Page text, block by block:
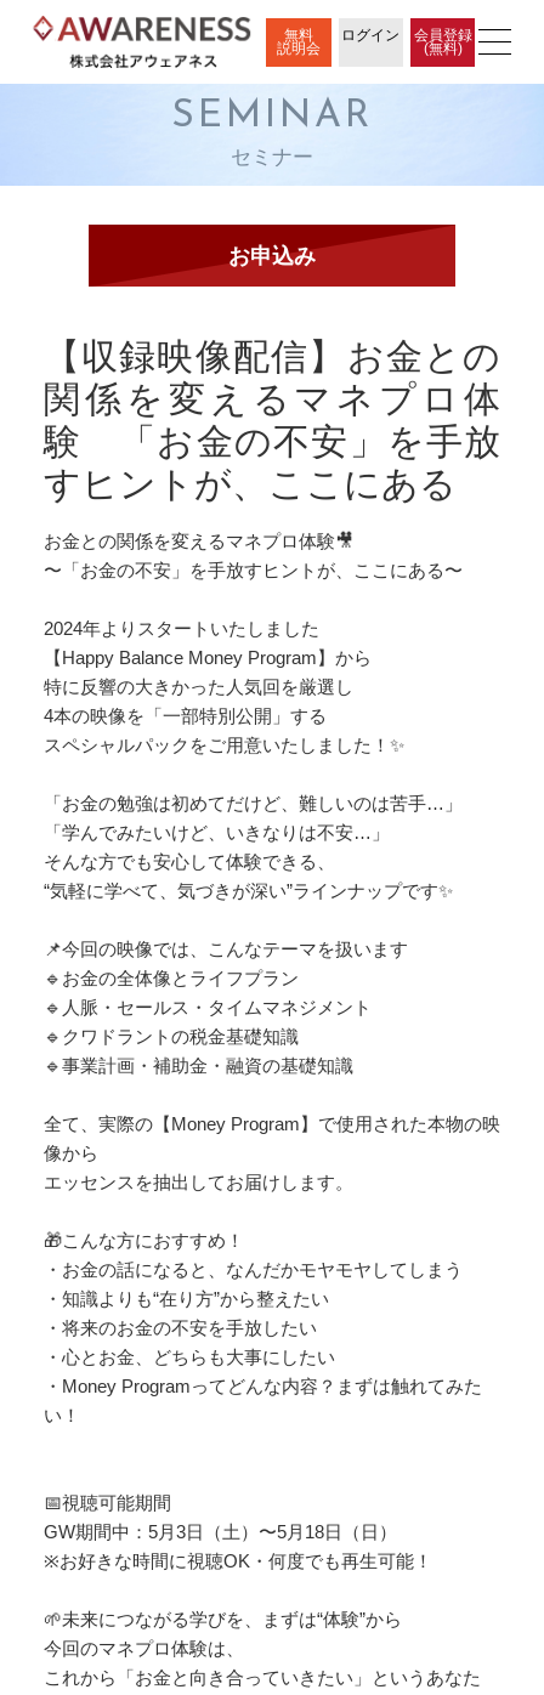
無料
説明会
ログイン
会員登録
(無料)
SEMINAR
セミナー
【収録映像配信】お金との
関係を変えるマネプロ体
験 「お金の不安」を手放
すヒントが、ここにある
お金との関係を変えるマネプロ体験🎥
〜「お金の不安」を手放すヒントが、ここにある〜
2024年よりスタートいたしました
【Happy Balance Money Program】から
特に反響の大きかった人気回を厳選し
4本の映像を「一部特別公開」する
スペシャルパックをご用意いたしました！✨
「お金の勉強は初めてだけど、難しいのは苦手…」
「学んでみたいけど、いきなりは不安…」
そんな方でも安心して体験できる、
“気軽に学べて、気づきが深い”ラインナップです✨
📌今回の映像では、こんなテーマを扱います
🔹お金の全体像とライフプラン
🔹人脈・セールス・タイムマネジメント
🔹クワドラントの税金基礎知識
🔹事業計画・補助金・融資の基礎知識
全て、実際の【Money Program】で使用された本物の映
像から
エッセンスを抽出してお届けします。
🎁こんな方におすすめ！
・お金の話になると、なんだかモヤモヤしてしまう
・知識よりも“在り方”から整えたい
・将来のお金の不安を手放したい
・心とお金、どちらも大事にしたい
・Money Programってどんな内容？まずは触れてみた
い！
📅視聴可能期間
GW期間中：5月3日（土）〜5月18日（日）
※お好きな時間に視聴OK・何度でも再生可能！
🌱未来につながる学びを、まずは“体験”から
今回のマネプロ体験は、
これから「お金と向き合っていきたい」というあなた